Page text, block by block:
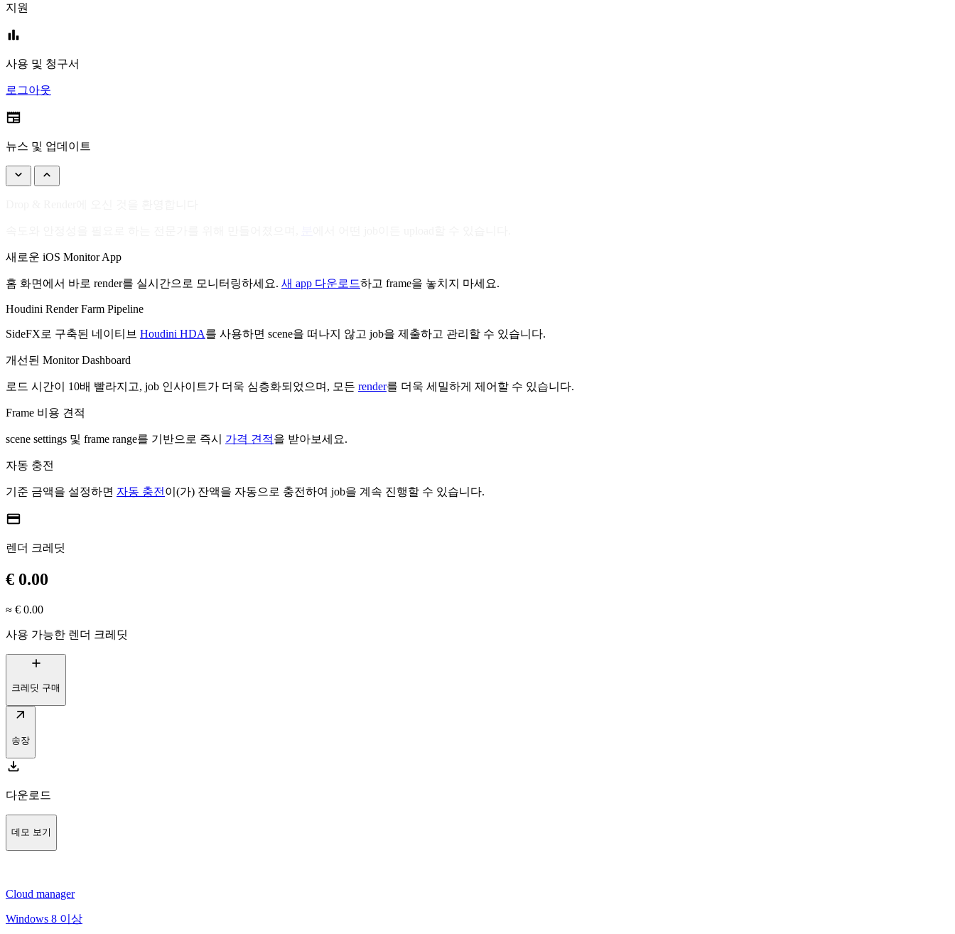
지원
bar_chart
사용 및 청구서
로그아웃
newspaper
뉴스 및 업데이트
keyboard_arrow_down keyboard_arrow_up
새로운 iOS Monitor App
홈 화면에서 바로 render를 실시간으로 모니터링하세요. 새 app 다운로드하고 frame을 놓치지 마세요.
Houdini Render Farm Pipeline
SideFX로 구축된 네이티브 Houdini HDA를 사용하면 scene을 떠나지 않고 job을 제출하고 관리할 수 있습니다.
개선된 Monitor Dashboard
로드 시간이 10배 빨라지고, job 인사이트가 더욱 심층화되었으며, 모든 render를 더욱 세밀하게 제어할 수 있습니다.
Frame 비용 견적
scene settings 및 frame range를 기반으로 즉시 가격 견적을 받아보세요.
자동 충전
기준 금액을 설정하면 자동 충전 이(가) 잔액을 자동으로 충전하여 job을 계속 진행할 수 있습니다.
credit_card
렌더 크레딧
€ 0.00
≈ € 0.00
사용 가능한 렌더 크레딧
add
크레딧 구매
arrow_outward
송장
download
다운로드
데모 보기
Cloud manager
Windows 8 이상